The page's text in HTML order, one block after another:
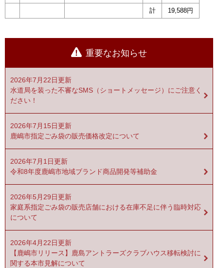
計 19,588円
重要なお知らせ
2026年7月22日更新
水道局を装った不審なSMS（ショートメッセージ）にご注意く
ださい！
2026年7月15日更新
鹿嶋市指定ごみ袋の販売価格改定について
2026年7月1日更新
令和8年度鹿嶋市地域ブランド商品開発等補助金
2026年5月29日更新
家庭系指定ごみ袋の販売店舗における在庫不足に伴う臨時対応
について
2026年4月22日更新
【鹿嶋市リリース】鹿島アントラーズクラブハウス移転検討に
関する本市見解について